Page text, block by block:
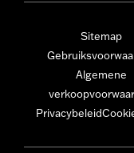
Sitemap
Algemene
Privacybeleid